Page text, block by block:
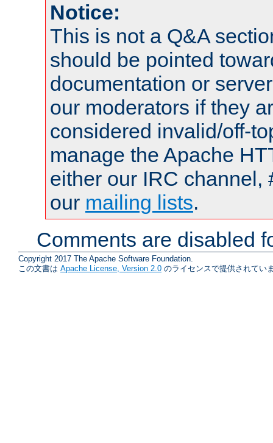
Notice:
This is not a Q&A
should be pointed
documentation or
our moderators if they
considered invalid/off-
manage the Apache
either our IRC channel,
our mailing lists.
Comments are disabled
Copyright 2017 The Apache Software Foundation.
この文書は Apache License, Version 2.0 のライセンスで提供されてい